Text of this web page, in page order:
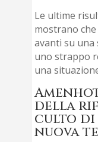
Le ultime
mostrano
avanti su una
uno strappo
una
della
culto di
nuova